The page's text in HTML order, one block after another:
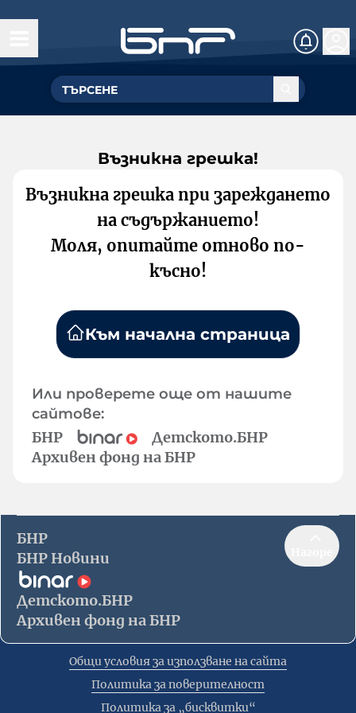
Възникна грешка!
Възникна грешка при зареждането
на съдържанието!
Моля, опитайте отново по-
късно!
Към начална страница
Или проверете още от нашите
сайтове:
БНР
Детското.БНР
Архивен фонд на БНР
БНР
БНР Новини
Детското.БНР
Архивен фонд на БНР
Общи условия за използване на сайта
Политика за поверителност
Политика за „бисквитки“